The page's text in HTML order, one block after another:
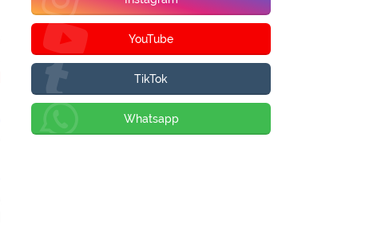
YouTube
TikTok
Whatsapp